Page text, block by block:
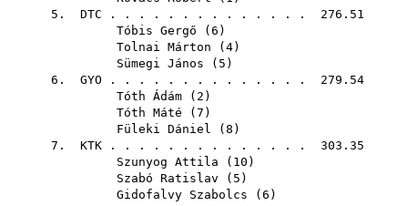
5. DTC . . . . . . . . . . . . . . 276.51
Tóbis Gergő ( 6 )
Tolnai Márton ( 4)
Sümegi János ( 5 )
6. GYO . . . . . . . . . . . . . . 279.54
Tóth Ádám ( 2 )
Tóth Máté ( 7 )
Füleki Dániel ( 8 )
7. KTK . . . . . . . . . . . . . . 303.35
Szunyog Attila ( 10 )
Szabó Ratislav ( 5 )
Gidofalvy Szabolcs ( 6 )